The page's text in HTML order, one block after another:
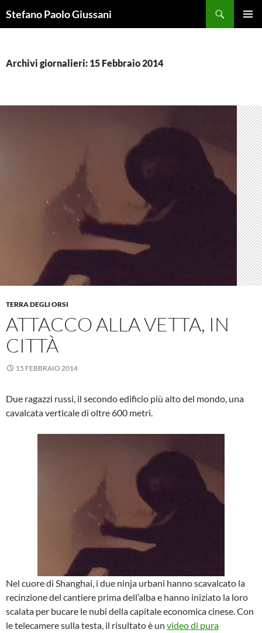
alStefano Paolo Giussani
Archivi giornalieri: 15 Febbraio 2014
TERRA DEGLI ORSI
ATTACCO ALLA VETTA, IN
CITTÀ
15 FEBBRAIO 2014
Due ragazzi russi, il secondo edificio più alto del mondo, una
cavalcata verticale di oltre 600 metri.
Nel cuore di Shanghai, i due ninja urbani hanno scavalcato la
recinzione del cantiere prima dell’alba e hanno iniziato la loro
scalata per bucare le nubi della capitale economica cinese. Con
le telecamere sulla testa, il risultato è un video di pura